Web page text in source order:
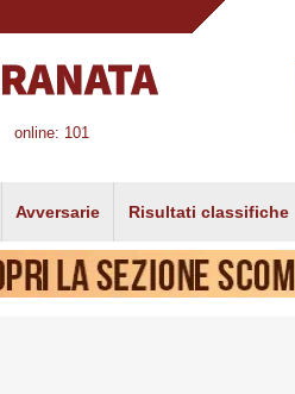
online: 101
Avversarie Risultati classifiche